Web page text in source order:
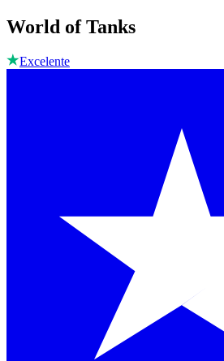
World of Tanks
Excelente